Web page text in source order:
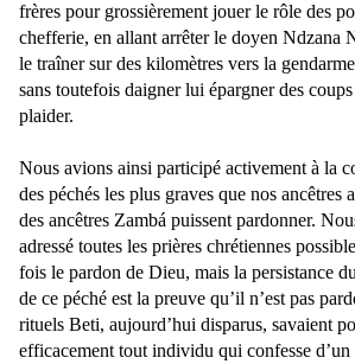
frères pour grossièrement jouer le rôle des
chefferie, en allant arrêter le doyen Ndzana
le traîner sur des kilomètres vers la
sans toutefois daigner lui épargner des
plaider.
Nous avions ainsi participé activement à la
des péchés les plus graves que nos ancêtres
des ancêtres Zambá puissent pardonner.
adressé toutes les prières chrétiennes
fois le pardon de Dieu, mais la persistance
de ce péché est la preuve qu’il n’est pas
rituels Beti, aujourd’hui disparus, savaient
efficacement tout individu qui confesse d’un